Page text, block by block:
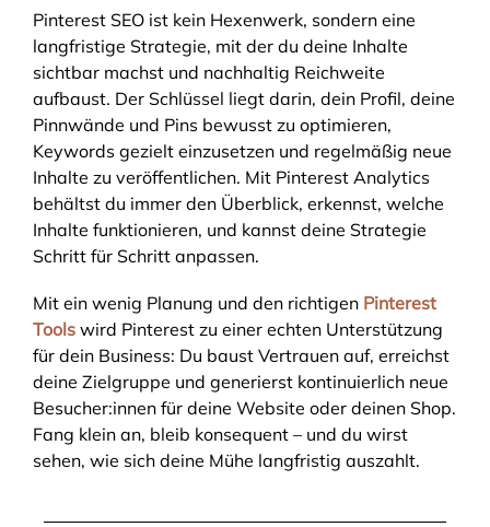
Pinterest SEO ist kein Hexenwerk, sondern eine
langfristige Strategie, mit der du deine Inhalte
sichtbar machst und nachhaltig Reichweite
aufbaust. Der Schlüssel liegt darin, dein Profil, deine
Pinnwände und Pins bewusst zu optimieren,
Keywords gezielt einzusetzen und regelmäßig neue
Inhalte zu veröffentlichen. Mit Pinterest Analytics
behältst du immer den Überblick, erkennst, welche
Inhalte funktionieren, und kannst deine Strategie
Schritt für Schritt anpassen.
Mit ein wenig Planung und den richtigen Pinterest
Tools wird Pinterest zu einer echten Unterstützung
für dein Business: Du baust Vertrauen auf, erreichst
deine Zielgruppe und generierst kontinuierlich neue
Besucher:innen für deine Website oder deinen Shop.
Fang klein an, bleib konsequent – und du wirst
sehen, wie sich deine Mühe langfristig auszahlt.